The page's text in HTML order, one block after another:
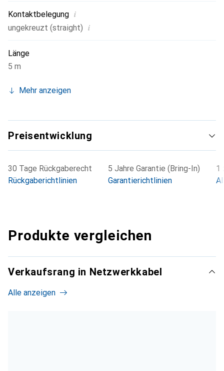
Kontaktbelegung i
ungekreuzt (straight) i
Länge
5 m
Mehr anzeigen
Preisentwicklung
30 Tage Rückgaberecht
Rückgaberichtlinien
5 Jahre Garantie (Bring-In)
Garantierichtlinien
1
Produkte vergleichen
Verkaufsrang in Netzwerkkabel
Alle anzeigen